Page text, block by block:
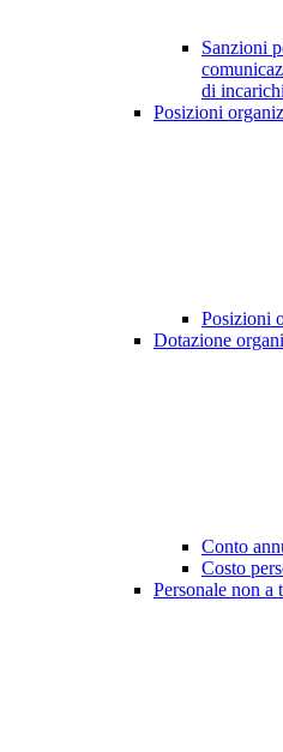
Sanzioni
di
Posizioni
Posizioni
Dotazione
Conto
Costo
Personale non a